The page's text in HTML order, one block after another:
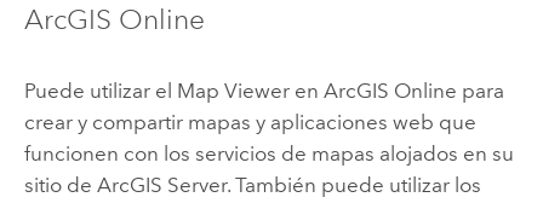
ArcGIS Online
Puede utilizar el Map Vieweren ArcGIS Online para
crear y compartir mapas y aplicaciones web que
funcionen con los servicios de mapas alojados en su
sitio de ArcGIS Server. También puede utilizar los